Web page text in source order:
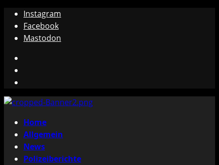
Zum
Inhalt
springen
Instagram
Facebook
Mastodon
Primäres
Menü
Home
Allgemein
News
Polizeiberichte